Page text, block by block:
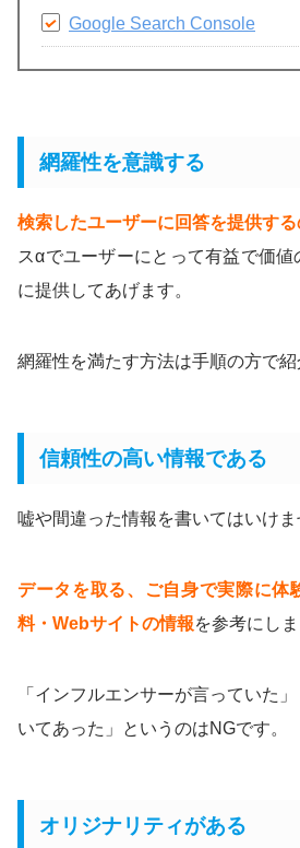
Google Search Console
網羅性を意識する
検索したユーザーに回答を提供する
スαでユーザーにとって有益で価
に提供してあげます。
網羅性を満たす方法は手順の方で紹
信頼性の高い情報である
嘘や間違った情報を書いてはいけま
データを取る、ご自身で実際に体
料・Webサイトの情報を参考にしま
「インフルエンサーが言っていた
いてあった」というのはNGです。
オリジナリティがある